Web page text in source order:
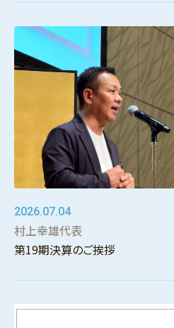
2026.07.04
村上幸雄代表
第19期決算のご挨拶